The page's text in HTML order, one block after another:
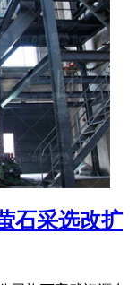
石采选改扩